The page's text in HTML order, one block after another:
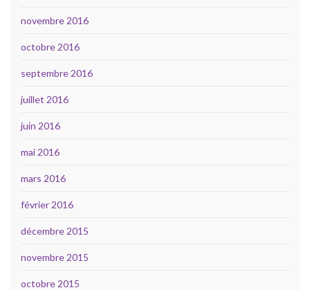
novembre 2016
octobre 2016
septembre 2016
juillet 2016
juin 2016
mai 2016
mars 2016
février 2016
décembre 2015
novembre 2015
octobre 2015